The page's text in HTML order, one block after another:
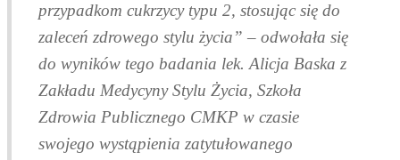
przypadkom cukrzycy typu 2, stosując się do
zaleceń zdrowego stylu życia” – odwołała się
do wyników tego badania lek. Alicja Baska z
Zakładu Medycyny Stylu Życia, Szkoła
Zdrowia Publicznego CMKP w czasie
swojego wystąpienia zatytułowanego